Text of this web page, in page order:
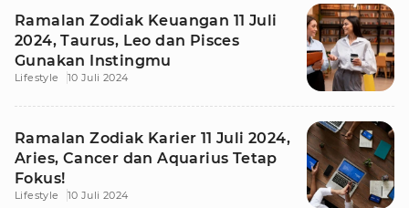
Ramalan Zodiak Keuangan 11 Juli
2024, Taurus, Leo dan Pisces
Gunakan Instingmu
Lifestyle 10 Juli 2024
Ramalan Zodiak Karier 11 Juli 2024,
Aries, Cancer dan Aquarius Tetap
Fokus!
Lifestyle 10 Juli 2024